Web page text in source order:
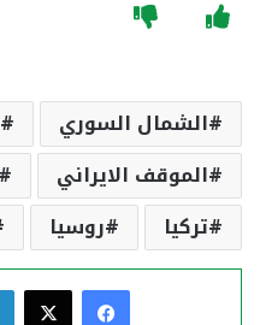
الشمال السوري
الموقف الايراني
تركيا
روسيا
فيسبوك